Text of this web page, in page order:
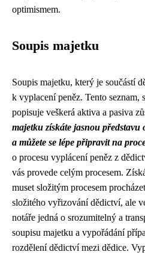
optimismem.
Soupis majetku
Soupis majetku, který je součástí
k vyplacení peněz. Tento seznam,
popisuje veškerá aktiva a pasiva
majetku získáte jasnou představu
a můžete se lépe připravit na
o procesu vyplácení peněz z
vás provede celým procesem.
muset složitým procesem
složitého vyřizování dědictví, ale
notáře jedná o srozumitelný a
soupisu majetku a vypořádání
rozdělení dědictví mezi dědice.